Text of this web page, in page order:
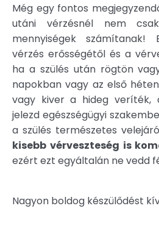
Még egy fontos
utáni vérzésnél nem
mennyiségek
vérzés erősségétől és a
ha a szülés után rögtön
napokban vagy az első
vagy kiver a hideg veríték,
jelezd egészségügyi
a szülés természetes
kisebb vérveszteség is
ezért ezt egyáltalán ne vedd
Nagyon boldog készülődést